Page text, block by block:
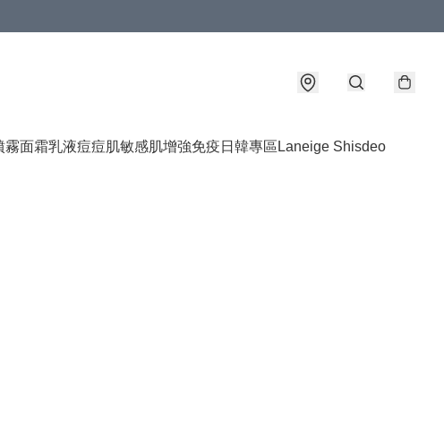
霧面霜乳液痘痘肌敏感肌增強免疫 日韓專區 Laneige Shisdeo